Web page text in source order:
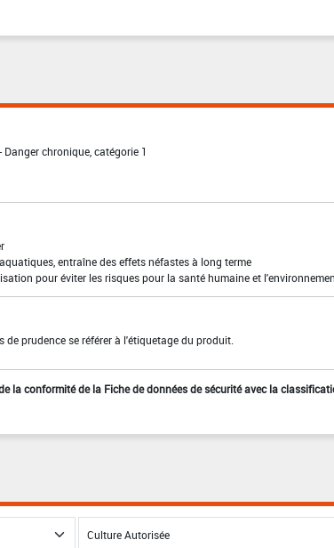
chronique, catégorie 1
entraîne des effets néfastes à long terme
pour éviter les risques pour la santé humaine et
prudence se référer à l'étiquetage du produit.
la conformité de la Fiche de données de sécurité avec la